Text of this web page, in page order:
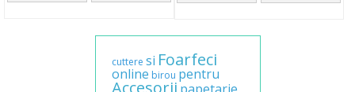
cuttere si Foarfeci
online birou pentru